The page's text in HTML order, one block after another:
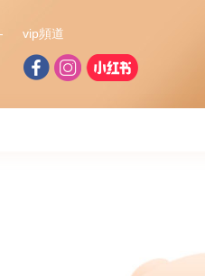
vip頻道